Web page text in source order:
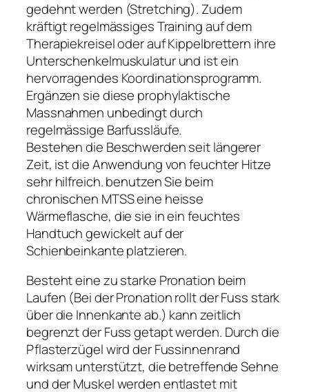
gedehnt werden (Stretching). Zudem
kräftigt regelmässiges Training auf dem
Therapiekreisel oder auf Kippelbrettern ihre
Unterschenkelmuskulatur und ist ein
hervorragendes Koordinationsprogramm.
Ergänzen sie diese prophylaktische
Massnahmen unbedingt durch
regelmässige Barfussläufe.
Bestehen die Beschwerden seit längerer
Zeit, ist die Anwendung von feuchter Hitze
sehr hilfreich. benutzen Sie beim
chronischen MTSS eine heisse
Wärmeflasche, die sie in ein feuchtes
Handtuch gewickelt auf der
Schienbeinkante platzieren.
Besteht eine zu starke Pronation beim
Laufen (Bei der Pronation rollt der Fuss stark
über die Innenkante ab.) kann zeitlich
begrenzt der Fuss getapt werden. Durch die
Pflasterzügel wird der Fussinnenrand
wirksam unterstützt, die betreffende Sehne
und der Muskel werden entlastet mit